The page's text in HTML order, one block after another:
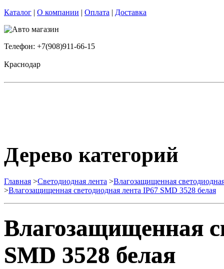
Каталог | О компании | Оплата | Доставка
Телефон: +7(908)911-66-15
Краснодар
Дерево категорий
Главная >Светодиодная лента >Влагозащищенная
>Влагозащищенная светодиодная лента IP67 SMD 3528 белая
Влагозащищенная
SMD 3528 белая